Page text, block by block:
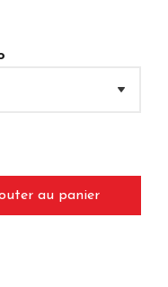
au panier